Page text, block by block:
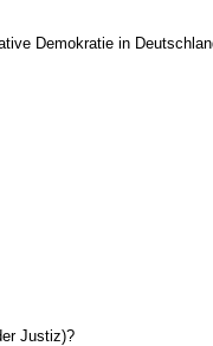
Demokratie in
Justiz)?